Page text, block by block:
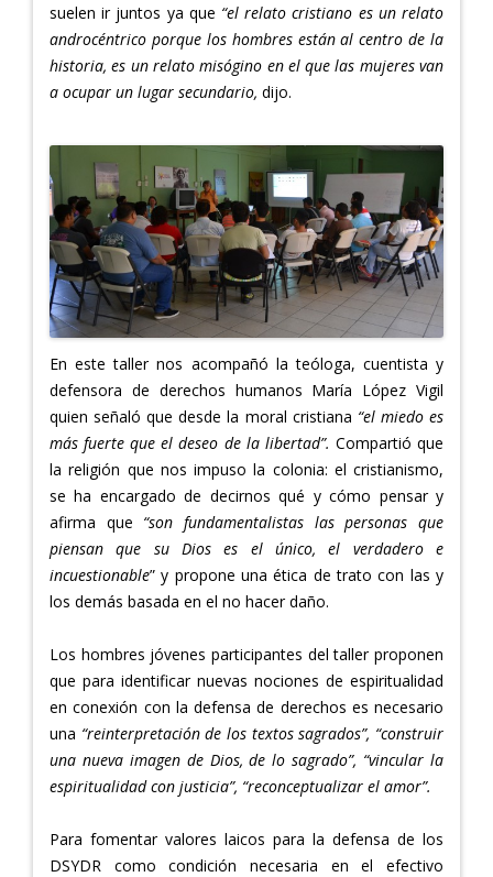
suelen ir juntos ya que “el relato cristiano es un relato
androcéntrico porque los hombres están al centro de la
historia, es un relato misógino en el que las mujeres van
a ocupar un lugar secundario, dijo.
En este taller nos acompañó la teóloga, cuentista y
defensora de derechos humanos María López Vigil
quien señaló que desde la moral cristiana “el miedo es
más fuerte que el deseo de la libertad”. Compartió que
la religión que nos impuso la colonia: el cristianismo,
se ha encargado de decirnos qué y cómo pensar y
afirma que “son fundamentalistas las personas que
piensan que su Dios es el único, el verdadero e
incuestionable” y propone una ética de trato con las y
los demás basada en el no hacer daño.
Los hombres jóvenes participantes del taller proponen
que para identificar nuevas nociones de espiritualidad
en conexión con la defensa de derechos es necesario
una “reinterpretación de los textos sagrados”, “construir
una nueva imagen de Dios, de lo sagrado”, “vincular la
espiritualidad con justicia”, “reconceptualizar el amor”.
Para fomentar valores laicos para la defensa de los
DSYDR como condición necesaria en el efectivo